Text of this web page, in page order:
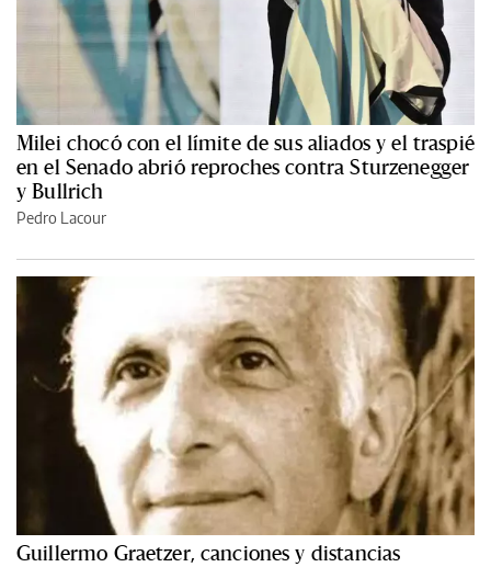
Milei chocó con el límite de sus aliados y el traspié
en el Senado abrió reproches contra Sturzenegger
y Bullrich
Pedro Lacour
Guillermo Graetzer, canciones y distancias